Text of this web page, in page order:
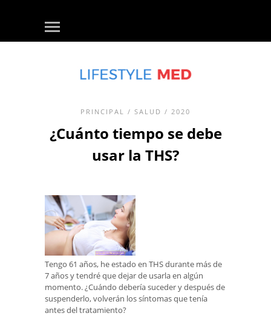
PRINCIPAL / SALUD / 2020
¿Cuánto tiempo se debe
usar la THS?
Tengo 61 años, he estado en THS durante más de
7 años y tendré que dejar de usarla en algún
momento. ¿Cuándo debería suceder y después de
suspenderlo, volverán los síntomas que tenía
antes del tratamiento?